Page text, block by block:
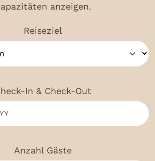
anzeigen.
Reiseziel
In & Check-Out
Anzahl Gäste